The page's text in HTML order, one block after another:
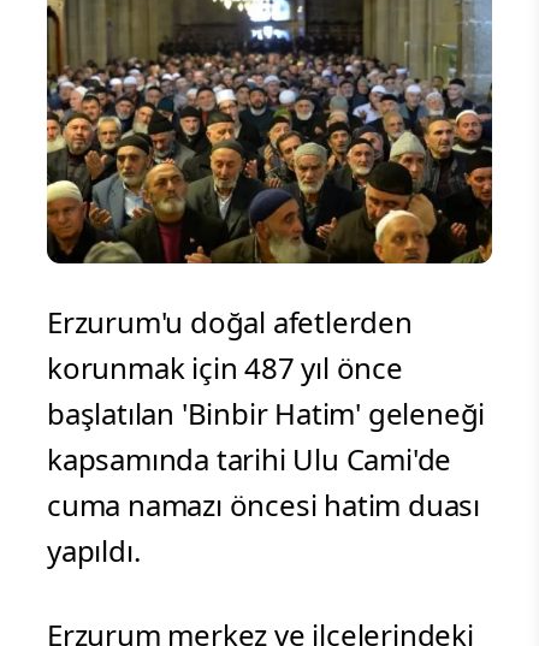
Erzurum'u doğal afetlerden
korunmak için 487 yıl önce
başlatılan 'Binbir Hatim' geleneği
kapsamında tarihi Ulu Cami'de
cuma namazı öncesi hatim duası
yapıldı.
Erzurum merkez ve ilçelerindeki